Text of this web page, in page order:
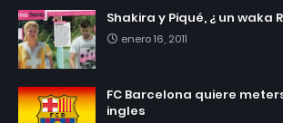
Shakira y Piqué, ¿ un waka
enero 16, 2011
FC Barcelona quiere
ingles